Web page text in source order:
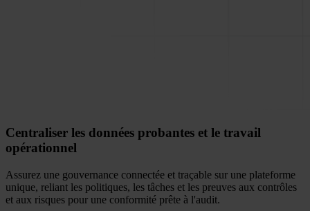
Centraliser les données probantes et le travail
opérationnel
Assurez une gouvernance connectée et traçable sur une plateforme
unique, reliant les politiques, les tâches et les preuves aux contrôles
et aux risques pour une conformité prête à l'audit.